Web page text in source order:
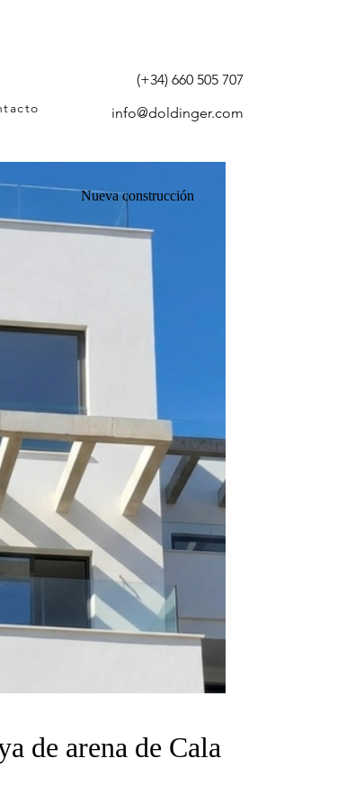
info@doldinger.com
(+34) 660 505 707
Nueva construcción
de arena de Cala